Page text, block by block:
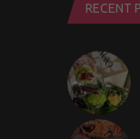
RECENT